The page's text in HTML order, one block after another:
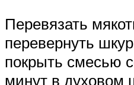
Перевязать
перевернуть
покрыть смесью
минут в духовом